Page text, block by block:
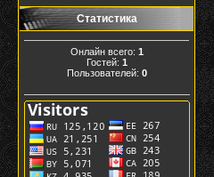
Статистика
Онлайн всего: 1
Гостей: 1
Пользователей: 0